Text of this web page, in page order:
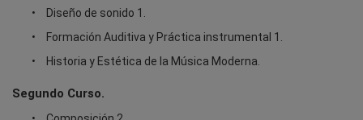
Diseño de sonido 1.
Formación Auditiva y Práctica instrumental 1.
Historia y Estética de la Música Moderna.
Segundo Curso.